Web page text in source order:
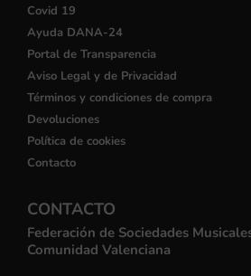
Covid 19
Ayuda DANA-24
Portal de Transparencia
Aviso Legal y de Privacidad
Términos y condiciones de compra
Devoluciones
Política de cookies
Contacto
CONTACTO
Federación de Sociedades
Comunidad Valenciana